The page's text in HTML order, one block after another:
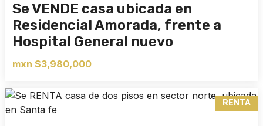
Se VENDE casa ubicada en
Residencial Amorada, frente a
Hospital General nuevo
mxn $3,980,000
RENTA